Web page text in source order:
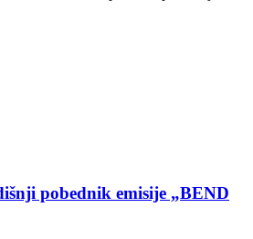
pobednik emisije „BEND